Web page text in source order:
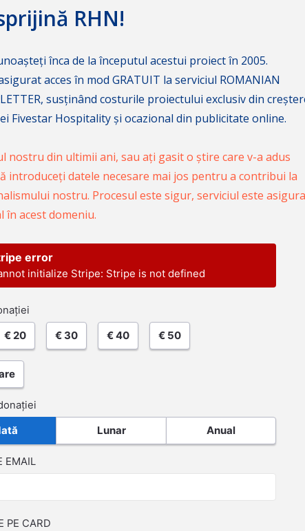
RHN!
înca de la începutul acestui proiect în 2005.
acces în mod GRATUIT la serviciul ROMANIAN
susținând costurile proiectului exclusiv din
Fivestar Hospitality și ocazional din publicitate online.
nostru din ultimii ani, sau ați gasit o știre care v-a adus
introduceți datele necesare mai jos pentru a contribui la
nostru. Procesul este sigur, serviciul este
în acest domeniu.
error
initialize Stripe: Stripe is not defined
€ 20 € 30 € 40 € 50
Lunar Anual
EMAIL
PE CARD